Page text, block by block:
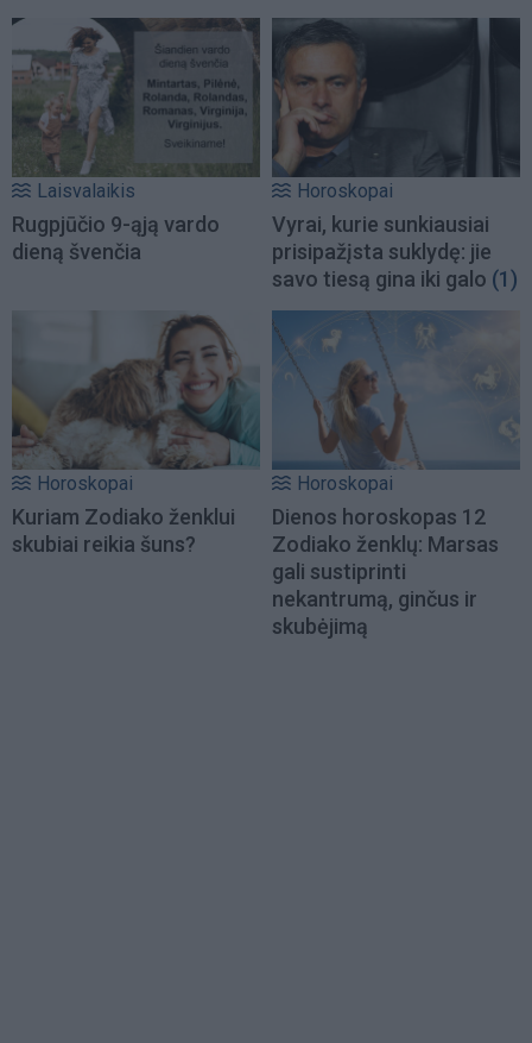
Laisvalaikis
Rugpjūčio 9-ąją vardo
dieną švenčia
Horoskopai
Vyrai, kurie sunkiausiai
prisipažįsta suklydę: jie
savo tiesą gina iki galo (1)
Horoskopai
Kuriam Zodiako ženklui
skubiai reikia šuns?
Horoskopai
Dienos horoskopas 12
Zodiako ženklų: Marsas
gali sustiprinti
nekantrumą, ginčus ir
skubėjimą